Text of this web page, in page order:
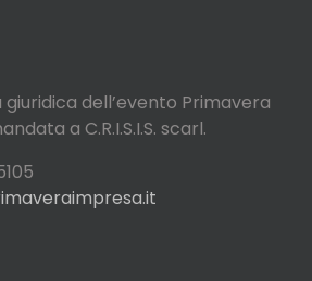
dell’evento Primavera
a C.R.I.S.I.S. scarl.